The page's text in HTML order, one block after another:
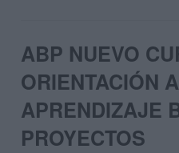
ABP NUEVO
ORIENTACIÓN
APRENDIZAJE
PROYECTOS